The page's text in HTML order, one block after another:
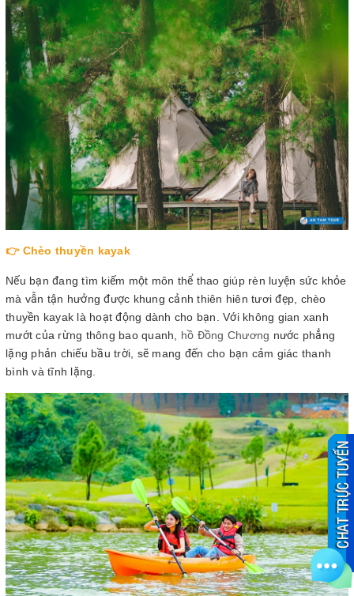
👉 Chèo thuyền kayak
Nếu bạn đang tìm kiếm một môn thể thao giúp rèn luyện sức khỏe
mà vẫn tận hưởng được khung cảnh thiên hiên tươi đẹp, chèo
thuyền kayak là hoạt động dành cho bạn. Với không gian xanh
mướt của rừng thông bao quanh, hồ Đồng Chương nước phẳng
lặng phản chiếu bầu trời, sẽ mang đến cho bạn cảm giác thanh
bình và tĩnh lặng.